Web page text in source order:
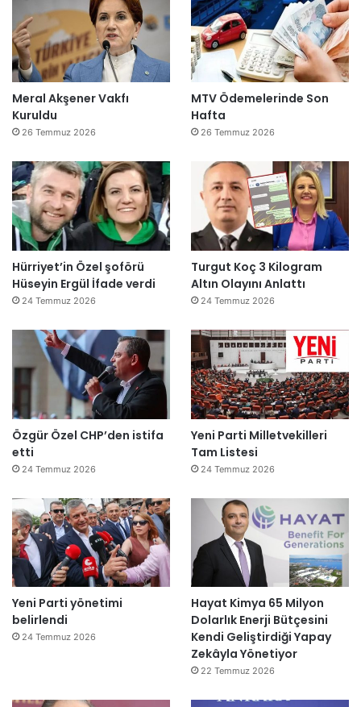
Meral Akşener Vakfı
Kuruldu
26 Temmuz 2026
MTV Ödemelerinde Son
Hafta
26 Temmuz 2026
Hürriyet’in Özel şoförü
Hüseyin Ergül İfade verdi
24 Temmuz 2026
Turgut Koç 3 Kilogram
Altın Olayını Anlattı
24 Temmuz 2026
Özgür Özel CHP’den istifa
etti
24 Temmuz 2026
Yeni Parti Milletvekilleri
Tam Listesi
24 Temmuz 2026
Yeni Parti yönetimi
belirlendi
24 Temmuz 2026
Hayat Kimya 65 Milyon
Dolarlık Enerji Bütçesini
Kendi Geliştirdiği Yapay
Zekâyla Yönetiyor
22 Temmuz 2026